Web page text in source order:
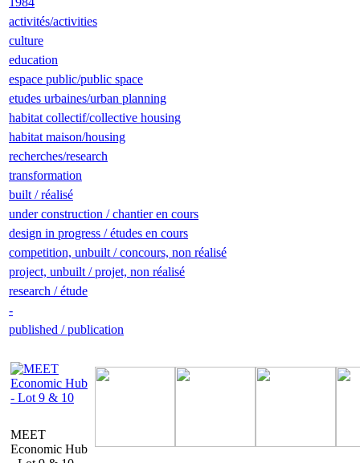
activités/activities
culture
education
espace public/public space
etudes urbaines/urban planning
habitat collectif/collective housing
habitat maison/housing
recherches/research
transformation
built / réalisé
under construction / chantier en cours
design in progress / études en cours
competition, unbuilt / concours, non réalisé
project, unbuilt / projet, non réalisé
research / étude
-
published / publication
MEET
Economic Hub